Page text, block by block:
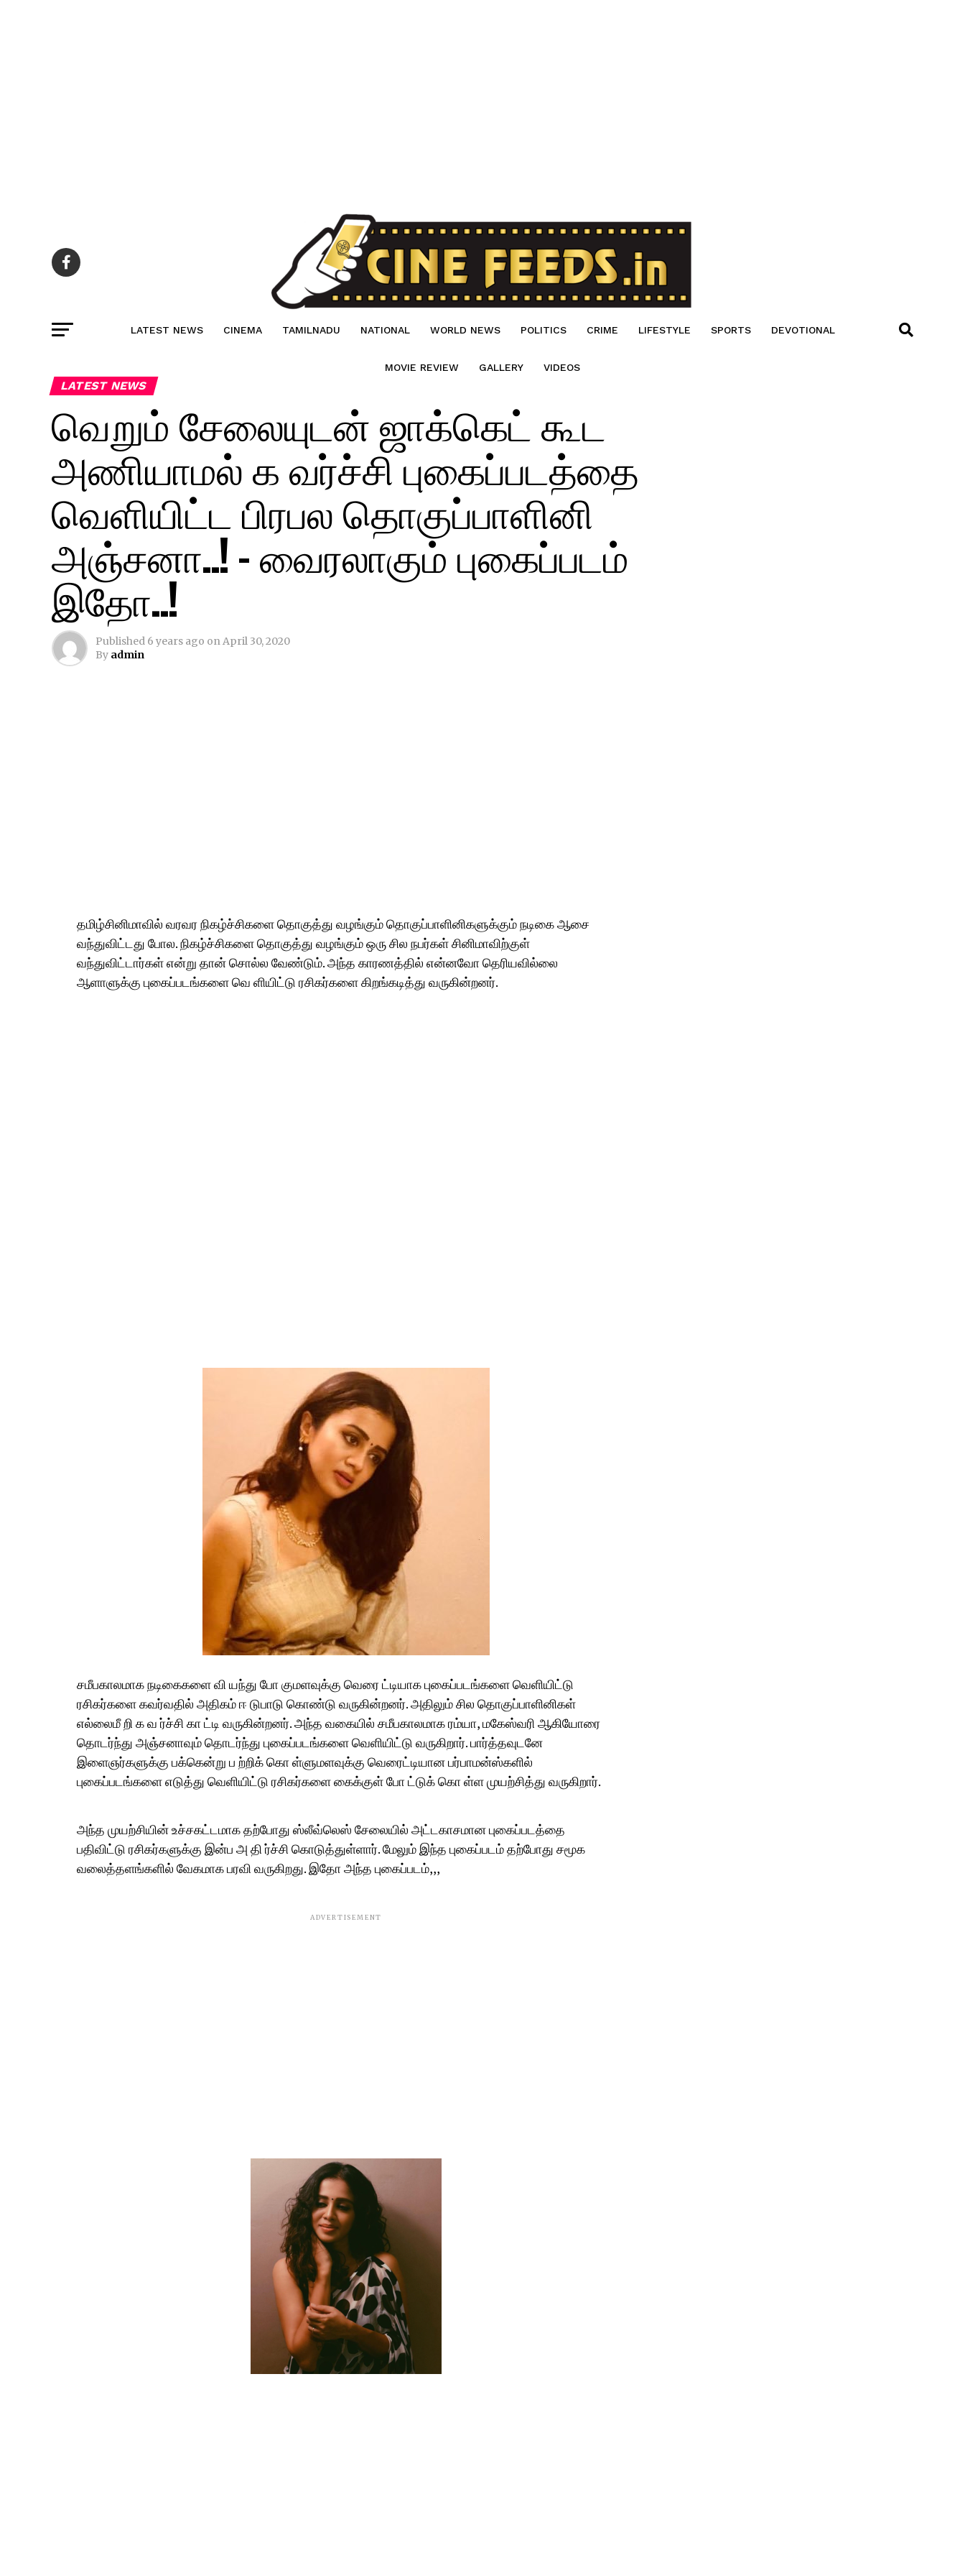
LATEST NEWS CINEMA TAMILNADU NATIONAL WORLD NEWS POLITICS CRIME LIFESTYLE SPORTS DEVOTIONAL
MOVIE REVIEW GALLERY VIDEOS
LATEST NEWS
வெறும் சேலையுடன் ஜாக்கெட் கூட
அணியாமல் க வர்ச்சி புகைப்படத்தை
வெளியிட்ட பிரபல தொகுப்பாளினி
அஞ்சனா..! – வைரலாகும் புகைப்படம்
இதோ..!
Published 6 years ago onApril 30, 2020
By admin
தமிழ்சினிமாவில் வரவர நிகழ்ச்சிகளை தொகுத்து வழங்கும் தொகுப்பாளினிகளுக்கும் நடிகை ஆசை
வந்துவிட்டது போல. நிகழ்ச்சிகளை தொகுத்து வழங்கும் ஒரு சில நபர்கள் சினிமாவிற்குள்
வந்துவிட்டார்கள் என்று தான் சொல்ல வேண்டும். அந்த காரணத்தில் என்னவோ தெரியவில்லை
ஆளாளுக்கு புகைப்படங்களை வெ ளியிட்டு ரசிகர்களை கிறங்கடித்து வருகின்றனர்.
சமீபகாலமாக நடிகைகளை வி யந்து போ குமளவுக்கு வெரை ட்டியாக புகைப்படங்களை வெளியிட்டு
ரசிகர்களை கவர்வதில் அதிகம் ஈ டுபாடு கொண்டு வருகின்றனர். அதிலும் சில தொகுப்பாளினிகள்
எல்லைமீ றி க வ ர்ச்சி கா ட்டி வருகின்றனர். அந்த வகையில் சமீபகாலமாக ரம்யா, மகேஸ்வரி ஆகியோரை
தொடர்ந்து அஞ்சனாவும் தொடர்ந்து புகைப்படங்களை வெளியிட்டு வருகிறார். பார்த்தவுடனே
இளைஞர்களுக்கு பக்கென்று ப ற்றிக் கொ ள்ளுமளவுக்கு வெரைட்டியான பர்பாமன்ஸ்களில்
புகைப்படங்களை எடுத்து வெளியிட்டு ரசிகர்களை கைக்குள் போ ட்டுக் கொ ள்ள முயற்சித்து வருகிறார்.
அந்த முயற்சியின் உச்சகட்டமாக தற்போது ஸ்லீவ்லெஸ் சேலையில் அட்டகாசமான புகைப்படத்தை
பதிவிட்டு ரசிகர்களுக்கு இன்ப அ தி ர்ச்சி கொடுத்துள்ளார். மேலும் இந்த புகைப்படம் தற்போது சமூக
வலைத்தளங்களில் வேகமாக பரவி வருகிறது. இதோ அந்த புகைப்படம்,,,
ADVERTISEMENT